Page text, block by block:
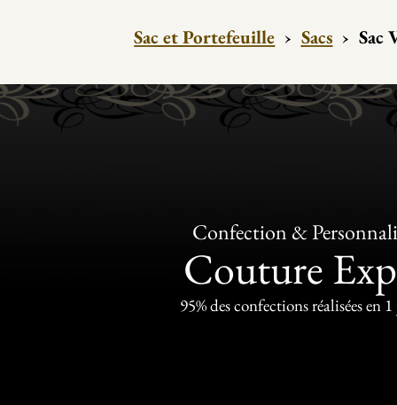
Sac et Portefeuille › Sacs › Sac
Confection &
Couture
95% des confections réalisées en